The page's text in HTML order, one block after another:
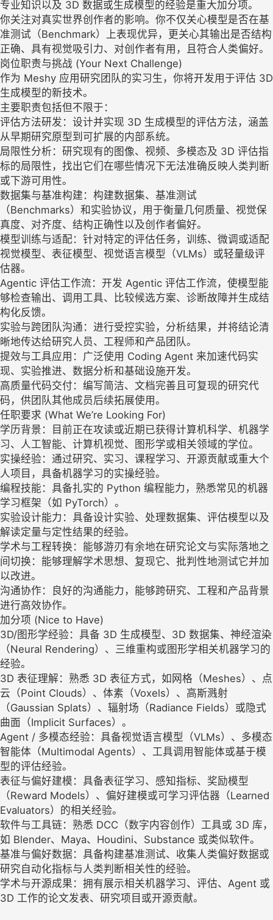
专业知识以及 3D 数据或生成模型的经验是重大加分项。
你关注对真实世界创作者的影响。你不仅关心模型是否在基
准测试（Benchmark）上表现优异，更关心其输出是否结构
正确、具有视觉吸引力、对创作者有用，且符合人类偏好。
岗位职责与挑战 (Your Next Challenge)
作为 Meshy 应用研究团队的实习生，你将开发用于评估 3D
生成模型的新技术。
主要职责包括但不限于：
评估方法研发：设计并实现 3D 生成模型的评估方法，涵盖
从早期研究原型到可扩展的内部系统。
局限性分析：研究现有的图像、视频、多模态及 3D 评估指
标的局限性，找出它们在哪些情况下无法准确反映人类判断
或下游可用性。
数据集与基准构建：构建数据集、基准测试
（Benchmarks）和实验协议，用于衡量几何质量、视觉保
真度、对齐度、结构正确性以及创作者偏好。
模型训练与适配：针对特定的评估任务，训练、微调或适配
视觉模型、表征模型、视觉语言模型（VLMs）或轻量级评
估器。
Agentic 评估工作流：开发 Agentic 评估工作流，使模型能
够检查输出、调用工具、比较候选方案、诊断故障并生成结
构化反馈。
实验与跨团队沟通：进行受控实验，分析结果，并将结论清
晰地传达给研究人员、工程师和产品团队。
提效与工具应用：广泛使用 Coding Agent 来加速代码实
现、实验推进、数据分析和基础设施开发。
高质量代码交付：编写简洁、文档完善且可复现的研究代
码，供团队其他成员后续拓展使用。
任职要求 (What We’re Looking For)
学历背景：目前正在攻读或近期已获得计算机科学、机器学
习、人工智能、计算机视觉、图形学或相关领域的学位。
实操经验：通过研究、实习、课程学习、开源贡献或重大个
人项目，具备机器学习的实操经验。
编程技能：具备扎实的 Python 编程能力，熟悉常见的机器
学习框架（如 PyTorch）。
实验设计能力：具备设计实验、处理数据集、评估模型以及
解读定量与定性结果的经验。
学术与工程转换：能够游刃有余地在研究论文与实际落地之
间切换：能够理解学术思想、复现它、批判性地测试它并加
以改进。
沟通协作：良好的沟通能力，能够跨研究、工程和产品背景
进行高效协作。
加分项 (Nice to Have)
3D/图形学经验：具备 3D 生成模型、3D 数据集、神经渲染
（Neural Rendering）、三维重构或图形学相关机器学习的
经验。
3D 表征理解：熟悉 3D 表征方式，如网格（Meshes）、点
云（Point Clouds）、体素（Voxels）、高斯溅射
（Gaussian Splats）、辐射场（Radiance Fields）或隐式
曲面（Implicit Surfaces）。
Agent / 多模态经验：具备视觉语言模型（VLMs）、多模态
智能体（Multimodal Agents）、工具调用智能体或基于模
型的评估经验。
表征与偏好建模：具备表征学习、感知指标、奖励模型
（Reward Models）、偏好建模或可学习评估器（Learned
Evaluators）的相关经验。
软件与工具链：熟悉 DCC（数字内容创作）工具或 3D 库，
如 Blender、Maya、Houdini、Substance 或类似软件。
基准与偏好数据：具备构建基准测试、收集人类偏好数据或
研究自动化指标与人类判断相关性的经验。
学术与开源成果：拥有展示相关机器学习、评估、Agent 或
3D 工作的论文发表、研究项目或开源贡献。